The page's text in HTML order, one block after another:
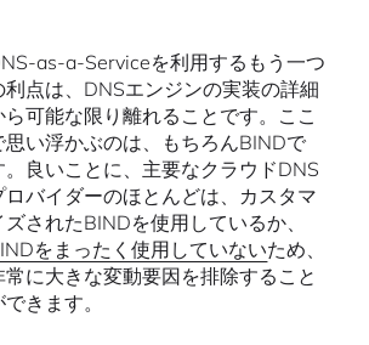
as-a-Serviceを利用するもう一つ
利点は、DNSエンジンの実装の詳細
ら可能な限り離れることです。ここ
思い浮かぶのは、もちろんBINDで
。良いことに、主要なクラウドDNS
ロバイダーのほとんどは、カスタマ
ズされたBINDを使用しているか、
をまったく使用していないため、
常に大きな変動要因を排除すること
できます。